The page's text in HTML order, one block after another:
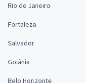
Rio de Janeiro
Fortaleza
Salvador
Goiânia
Belo Horizonte